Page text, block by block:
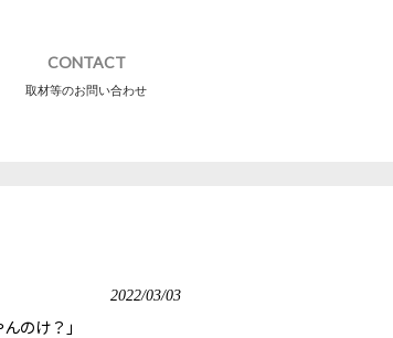
CONTACT
取材等のお問い合わせ
2022/03/03
のけ？」